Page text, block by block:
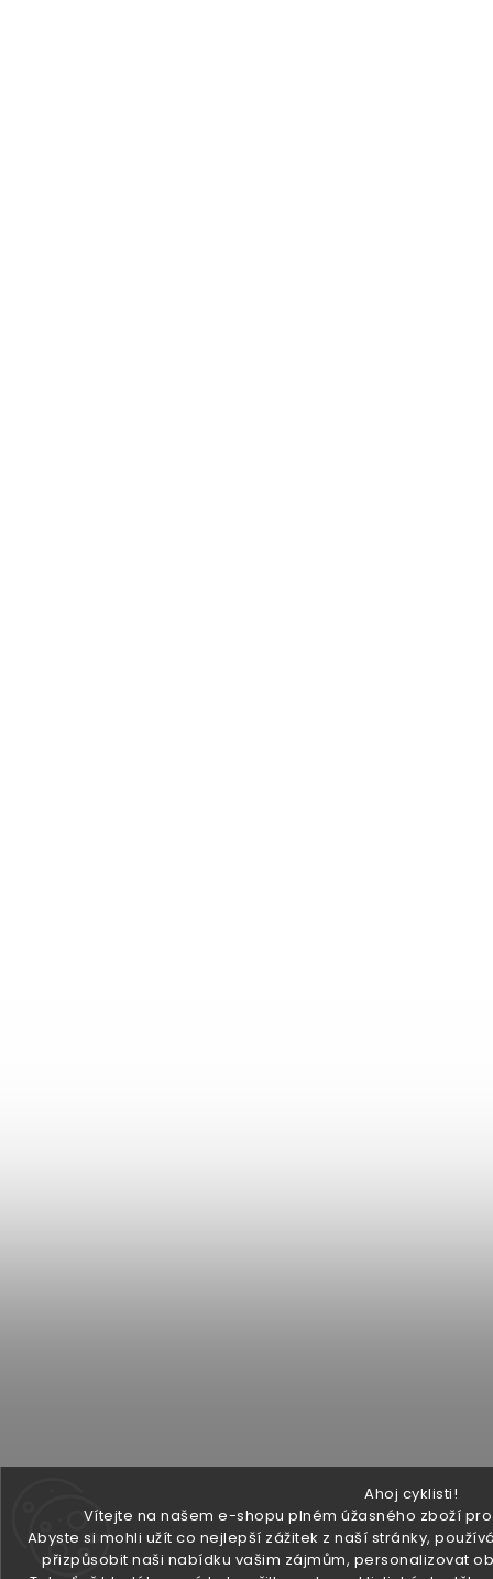
Ahoj cyklisti!
Vítejte na našem e-shopu plném úžasného zboží
Abyste si mohli užít co nejlepší zážitek z naší stránky,
přizpůsobit naši nabídku vašim zájmům, personalizovat